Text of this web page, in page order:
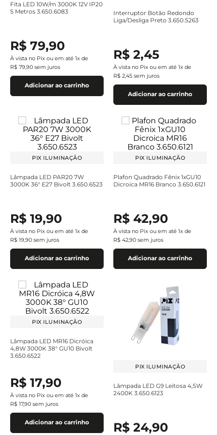
Fita LED 10W/m 3000K 12V IP20
5 Metros 3.650.6083
R$ 79,90
À vista no Pix ou em até 1x de
R$ 79,90 sem juros
Adicionar ao carrinho
Interruptor Botão Redondo
Liga/Desliga Preto 3.650.5263
R$ 2,45
À vista no Pix ou em até 1x de
R$ 2,45 sem juros
Adicionar ao carrinho
PIX ILUMINAÇÃO
Lâmpada LED PAR20 7W
3000K 36° E27 Bivolt 3.650.6523
R$ 19,90
À vista no Pix ou em até 1x de
R$ 19,90 sem juros
Adicionar ao carrinho
PIX ILUMINAÇÃO
Plafon Quadrado Fênix 1xGU10
Dicroica MR16 Branco 3.650.6121
R$ 42,90
À vista no Pix ou em até 1x de
R$ 42,90 sem juros
Adicionar ao carrinho
PIX ILUMINAÇÃO
Lâmpada LED MR16 Dicróica
4,8W 3000K 38° GU10 Bivolt
3.650.6522
R$ 17,90
À vista no Pix ou em até 1x de
R$ 17,90 sem juros
Adicionar ao carrinho
PIX ILUMINAÇÃO
Lâmpada LED G9 Leitosa 4,5W
2400K 3.650.6123
R$ 24,90